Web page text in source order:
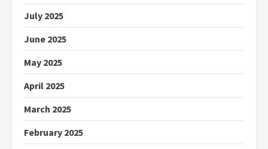
July 2025
June 2025
May 2025
April 2025
March 2025
February 2025